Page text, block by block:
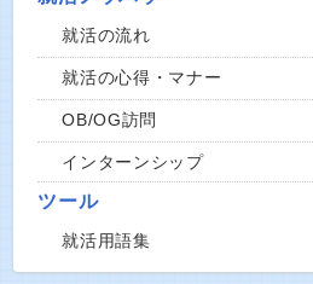
就活の流れ
就活の心得・マナー
OB/OG訪問
インターンシップ
ツール
就活用語集